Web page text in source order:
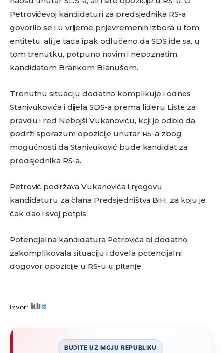
Petrovićevoj kandidaturi za predsjednika RS-a
govorilo se i u vrijeme prijevremenih izbora u tom
entitetu, ali je tada ipak odlučeno da SDS ide sa, u
tom trenutku, potpuno novim i nepoznatim
kandidatom Brankom Blanušom.
Trenutnu situaciju dodatno komplikuje i odnos
Stanivukovića i dijela SDS-a prema lideru Liste za
pravdu i red Nebojši Vukanoviću, koji je odbio da
podrži sporazum opozicije unutar RS-a zbog
mogućnosti da Stanivuković bude kandidat za
predsjednika RS-a.
Petrović podržava Vukanovića i njegovu
kandidaturu za člana Predsjedništva BiH, za koju je
čak dao i svoj potpis.
Potencijalna kandidatura Petrovića bi dodatno
zakomplikovala situaciju i dovela potencijalni
dogovor opozicije u RS-u u pitanje.
Izvor:
BUDITE UZ MOJU REPUBLIKU